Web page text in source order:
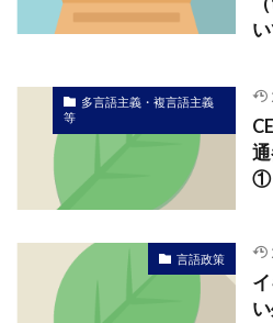
多言語主義・複言語主義
等
①
言語政策